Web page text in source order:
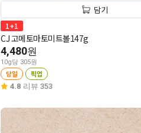
담기
1+1
CJ 고메토마토미트볼147g
4,480원
10g당 305원
당일 픽업
4.8 리뷰 353